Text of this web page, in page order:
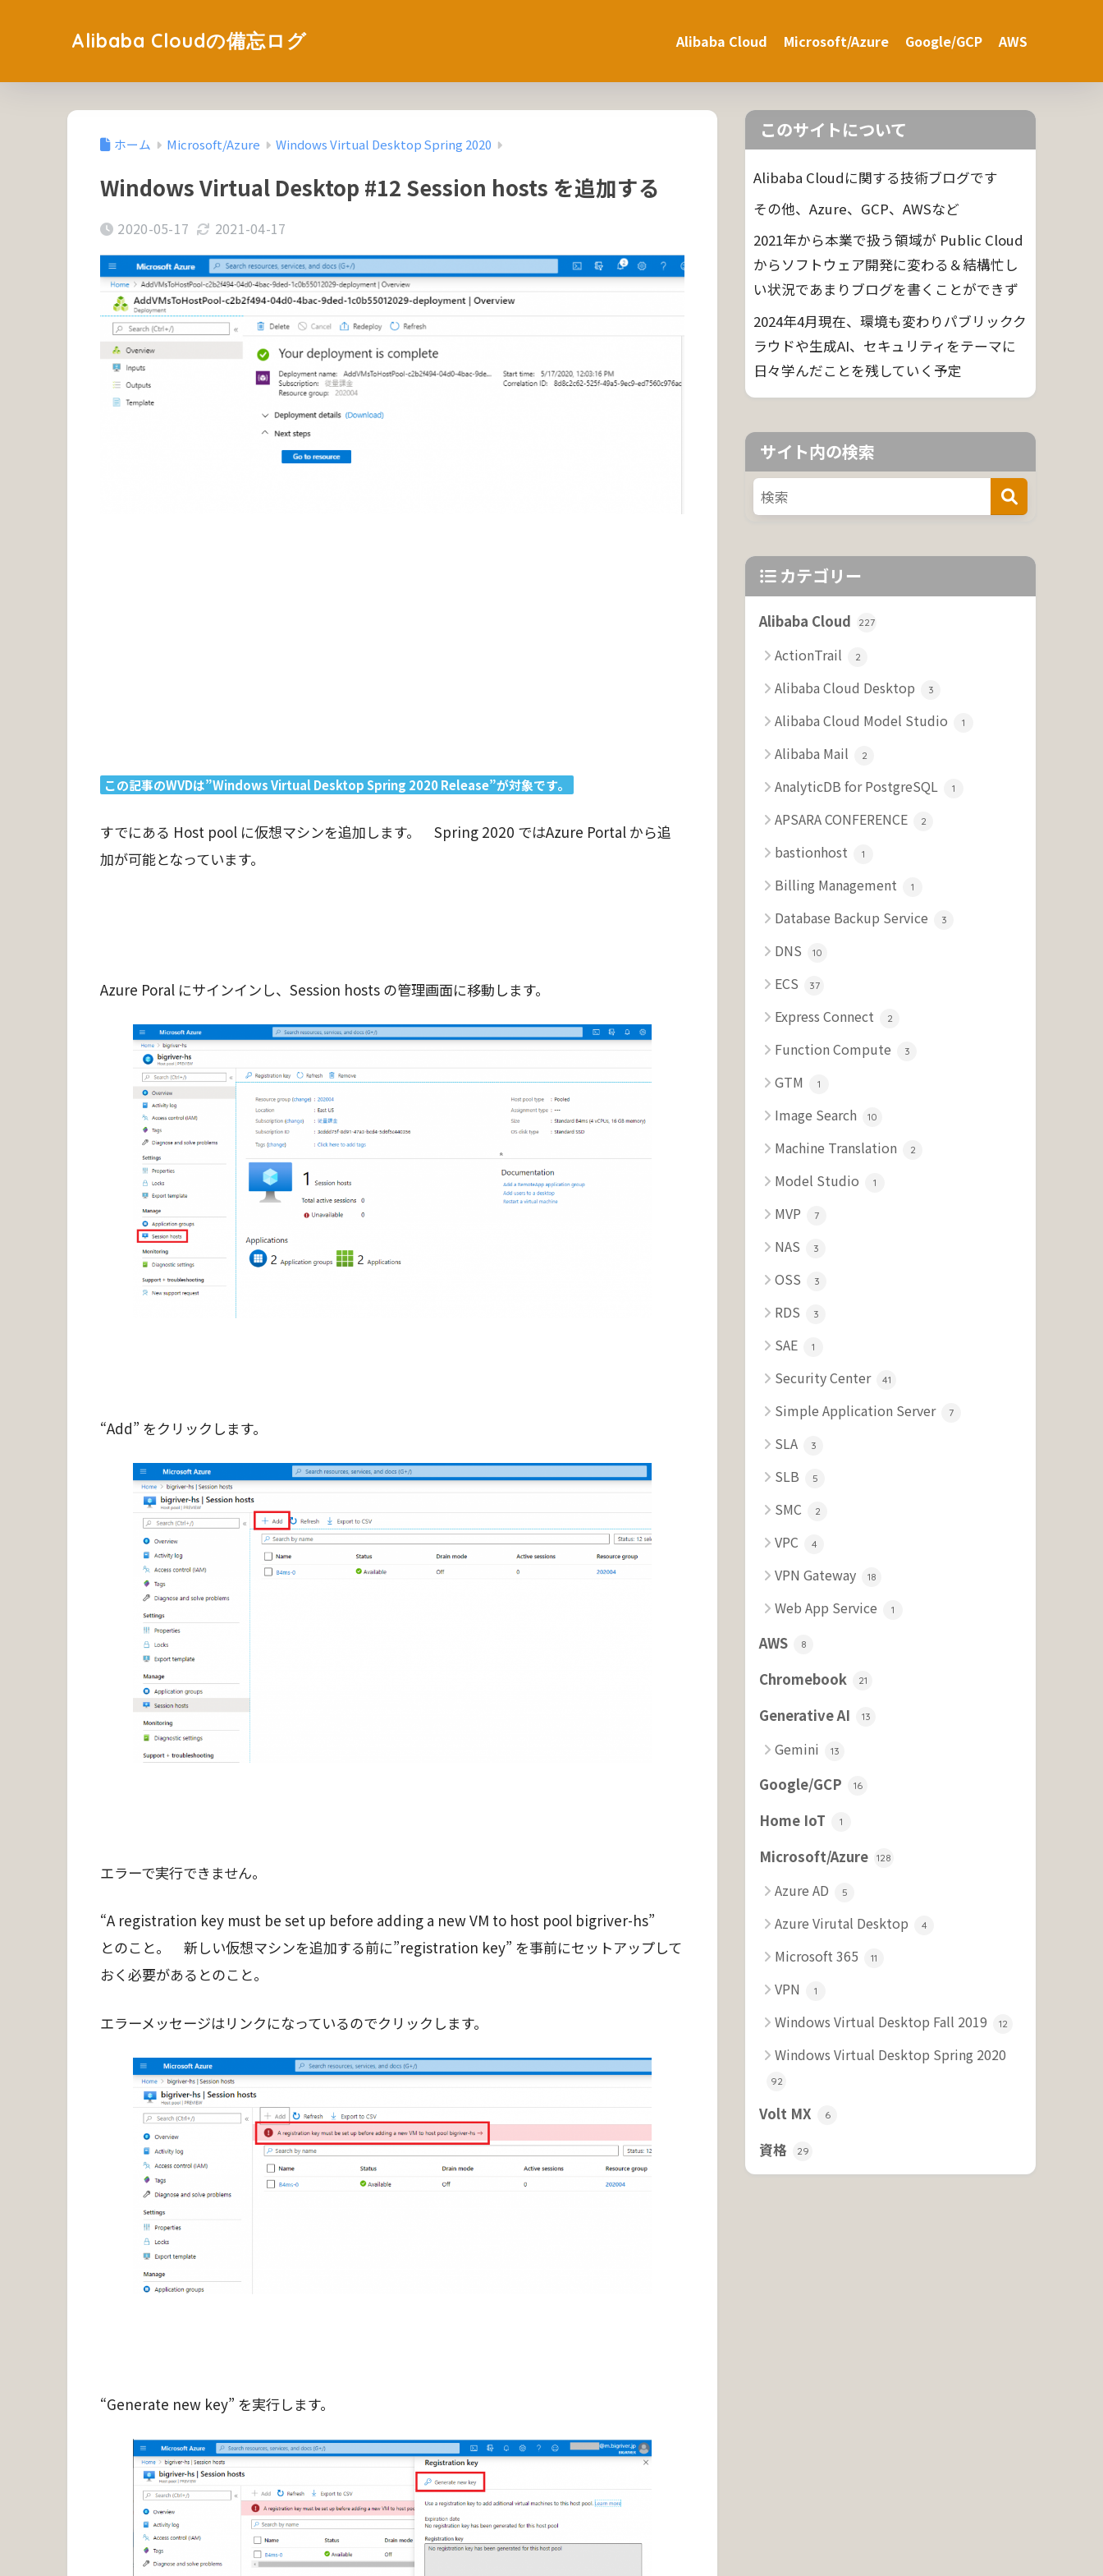
Alibaba Cloudの備忘ログ Alibaba Cloud Microsoft/Azure Google/GCP AWS
ホーム Microsoft/Azure Windows Virtual Desktop Spring 2020
Windows Virtual Desktop #12 Session hosts を追加する
2020-05-17 2021-04-17
この記事のWVDは”Windows Virtual Desktop Spring 2020 Release”が対象です。
すでにある Host pool に仮想マシンを追加します。 Spring 2020 ではAzure Portal から追
加が可能となっています。
Azure Poral にサインインし、Session hosts の管理画面に移動します。
“Add” をクリックします。
エラーで実行できません。
“A registration key must be set up before adding a new VM to host pool bigriver-hs”
とのこと。 新しい仮想マシンを追加する前に”registration key” を事前にセットアップして
おく必要があるとのこと。
エラーメッセージはリンクになっているのでクリックします。
“Generate new key” を実行します。
このサイトについて
Alibaba Cloudに関する技術ブログです
その他、Azure、GCP、AWSなど
2021年から本業で扱う領域が Public Cloud
からソフトウェア開発に変わる＆結構忙し
い状況であまりブログを書くことができず
2024年4月現在、環境も変わりパブリックク
ラウドや生成AI、セキュリティをテーマに
日々学んだことを残していく予定
サイト内の検索
カテゴリー
Alibaba Cloud 227
ActionTrail 2
Alibaba Cloud Desktop 3
Alibaba Cloud Model Studio 1
Alibaba Mail 2
AnalyticDB for PostgreSQL 1
APSARA CONFERENCE 2
bastionhost 1
Billing Management 1
Database Backup Service 3
DNS 10
ECS 37
Express Connect 2
Function Compute 3
GTM 1
Image Search 10
Machine Translation 2
Model Studio 1
MVP 7
NAS 3
OSS 3
RDS 3
SAE 1
Security Center 41
Simple Application Server 7
SLA 3
SLB 5
SMC 2
VPC 4
VPN Gateway 18
Web App Service 1
AWS 8
Chromebook 21
Generative AI 13
Gemini 13
Google/GCP 16
Home IoT 1
Microsoft/Azure 128
Azure AD 5
Azure Virutal Desktop 4
Microsoft 365 11
VPN 1
Windows Virtual Desktop Fall 2019 12
Windows Virtual Desktop Spring 2020
92
Volt MX 6
資格 29